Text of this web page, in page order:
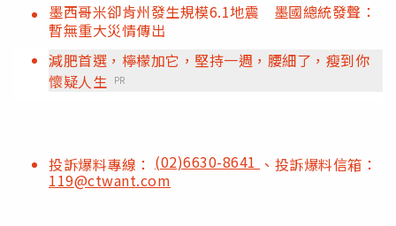
墨西哥米卻肯州發生規模6.1地震 墨國總統發聲：
暫無重大災情傳出
減肥首選，檸檬加它，堅持一週，腰細了，瘦到你
懷疑人生 PR
投訴爆料專線： (02)6630-8641 、投訴爆料信箱：
119@ctwant.com